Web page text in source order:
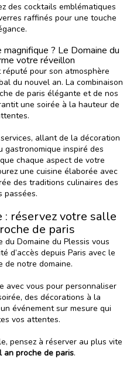
des cocktails emblématiques
raffinés pour une touche
? Le Domaine du
votre réveillon
pour son atmosphère
du nouvel an. La combinaison
de paris élégante et de nos
une soirée à la hauteur de
allant de la décoration
gastronomique inspiré des
chaque aspect de votre
une cuisine élaborée avec
des traditions culinaires des
passées.
: réservez votre salle
de paris
du Domaine du Plessis vous
d’accès depuis Paris avec le
de notre domaine.
avec vous pour personnaliser
des décorations à la
événement sur mesure qui
vos attentes.
pensez à réserver au plus vite
an proche de paris.